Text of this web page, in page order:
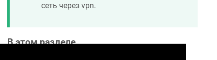
сеть через vpn.
В этом разделе